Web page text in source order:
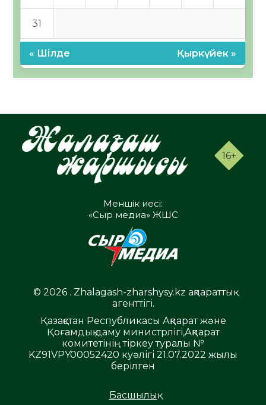
31
« Шілде Қыркүйек »
16+
Меншік иесі:
«Сыр медиа» ЖШС
© 2026 . Zhalagash-zharshysy.kz ақпараттық
агенттігі.
Қазақстан Республикасы Ақпарат және
Қоғамдық даму министрлігі,Ақпарат
комитетінің тіркеу туралы №
KZ91VPY00052420 куәлігі 21.07.2022 жылы
берілген
Басшылық